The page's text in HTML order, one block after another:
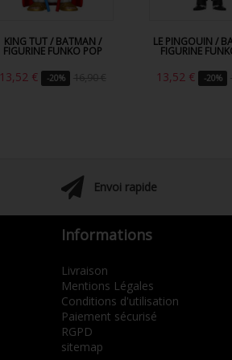
KING TUT / BATMAN /
FIGURINE FUNKO POP
13,52 € -20% 16,90 €
LE PINGOUIN /
FIGURINE
13,52 € -20%
Envoi rapide
Informations
Livraison
Mentions Légales
Conditions d'utilisation
Paiement sécurisé
RGPD
sitemap